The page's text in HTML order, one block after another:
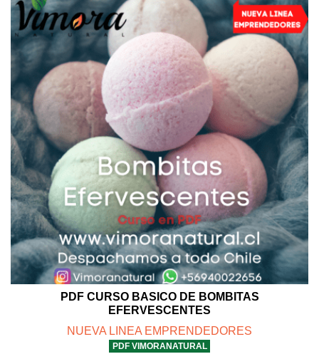
PDF CURSO BASICO DE BOMBITAS
EFERVESCENTES
NUEVA LINEA EMPRENDEDORES
PDF VIMORANATURAL